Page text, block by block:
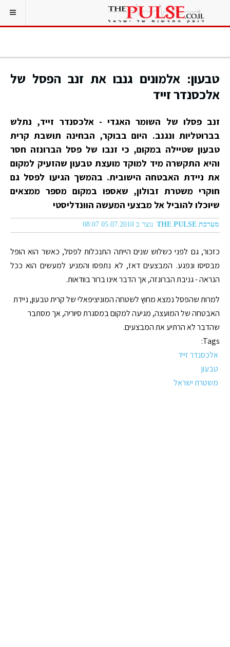
טבעון: אלמונים גנבו את זנב הפסל של
אלכסנדר זייד
זנב פסלו של השומר האגדי - אלכסנדר זייד, נתלש
בברוטליות ונגנב. היום בבוקר, הבחינה תושבת קרית
טבעון שטיילה במקום, כי זנבו של פסל הברונזה חסר
והיא התקשרה מיד למוקד מועצת טבעון שהזעיק למקום
את ניידת האבטחה הישובית. בהמשך הגיעו לפסל גם
חוקרי משטרת זבולון, שאספו במקום מספר ממצאים
שיוכלו להוביל אל מבצעי המעשה הוונדליסטי
מערכת THE PULSE נוצר ב 05.07.2010 08:07
כזכור, גם לפני כשלוש שנים הייתה התנכלות לפסל, כאשר הוא הופל
מבסיסו ונפגע. המבצעים דאז, לא נתפסו והמניע למעשים הוא ככל
הנראה - גניבת הברונזה, אך הדבר אינו ברור בוודאות.
למרות שהפסל נמצא מחוץ לשטחה המוניציפאלי של קרית טבעון, ניידת
האבטחה של המועצה, מגיעה למקום במסגרת סיוריה, אך מסתבר
שהדבר לא הרתיע את המבצעים.
Tags:
אלכסנדר זייד
טבעון
משטרת ישראל